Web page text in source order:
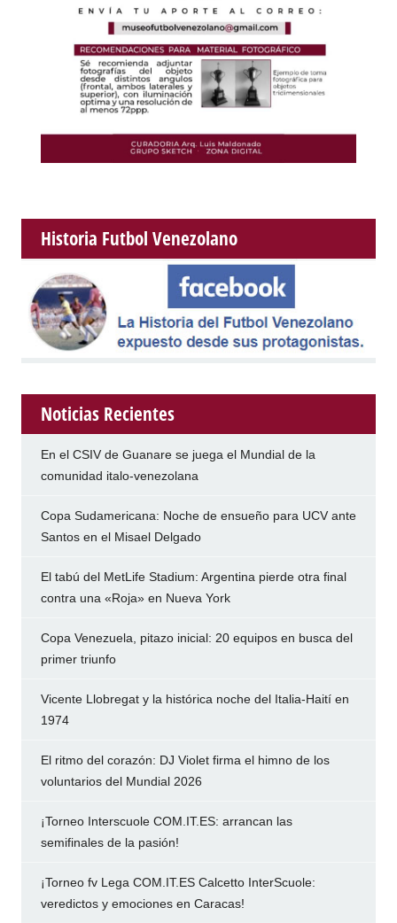
Historia Futbol Venezolano
Noticias Recientes
En el CSIV de Guanare se juega el Mundial de la
comunidad italo-venezolana
Copa Sudamericana: Noche de ensueño para UCV ante
Santos en el Misael Delgado
El tabú del MetLife Stadium: Argentina pierde otra final
contra una «Roja» en Nueva York
Copa Venezuela, pitazo inicial: 20 equipos en busca del
primer triunfo
Vicente Llobregat y la histórica noche del Italia-Haití en
1974
El ritmo del corazón: DJ Violet firma el himno de los
voluntarios del Mundial 2026
¡Torneo Interscuole COM.IT.ES: arrancan las
semifinales de la pasión!
¡Torneo fv Lega COM.IT.ES Calcetto InterScuole:
veredictos y emociones en Caracas!